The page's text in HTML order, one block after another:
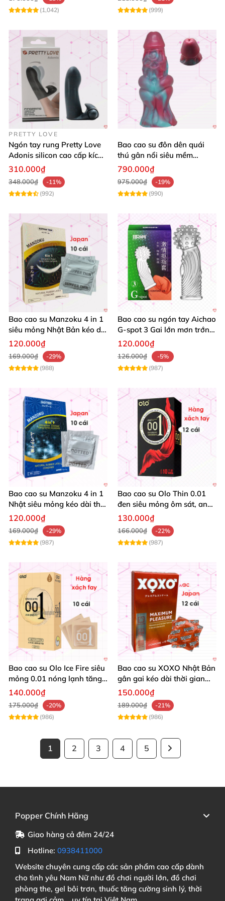
(1,042)
(999)
PRETTY LOVE
Ngón tay rung Pretty Love
Adonis silicon cao cấp kích
thích lên đỉnh
310.000₫
348.000₫
-11%
(992)
Bao cao su đôn dên quái
thú gân nổi siêu mềm
khủng kích thích
790.000₫
975.000₫
-19%
(990)
Bao cao su Manzoku 4 in 1
siêu mỏng Nhật Bản kéo dài
thời gian an toàn
120.000₫
169.000₫
-29%
(988)
Bao cao su ngón tay Aichao
G-spot 3 Gai lớn mơn trớn
cực phê
120.000₫
126.000₫
-5%
(987)
Bao cao su Manzoku 4 in 1
Nhật siêu mỏng kéo dài thời
gian chính hãng
120.000₫
169.000₫
-29%
(987)
Bao cao su Olo Thin 0.01
đen siêu mỏng ôm sát, an
toàn, Nhật Bản
130.000₫
166.000₫
-22%
(987)
Bao cao su Olo Ice Fire siêu
mỏng 0.01 nóng lạnh tăng
khoái cảm
140.000₫
175.000₫
-20%
(986)
Bao cao su XOXO Nhật Bản
gân gai kéo dài thời gian
hộp 10
150.000₫
189.000₫
-21%
(986)
1 2 3 4 5
Popper Chính Hãng
Giao hàng cả đêm 24/24
Hotline: 0938411000
Website chuyên cung cấp các sản phẩm cao cấp dành
cho tình yêu Nam Nữ như đồ chơi người lớn, đồ chơi
phòng the, gel bôi trơn, thuốc tăng cường sinh lý, thời